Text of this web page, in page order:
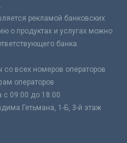
рекламой банковских
о продуктах и услугах можно
банка.
со всех номеров операторов
операторов
с 09:00 до 18:00
Гетьмана, 1-Б, 3-й этаж